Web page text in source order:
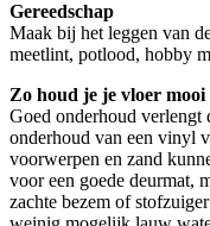
Gereedschap
Maak bij het leggen van
meetlint, potlood, hobby
Zo houd je je vloer mooi
Goed onderhoud verlengt
onderhoud van een vinyl
voorwerpen en zand
voor een goede deurmat,
zachte bezem of